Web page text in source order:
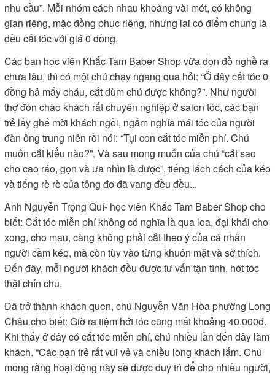
nhu cầu”. Mỗi nhóm cách nhau khoảng vài mét, có không
gian riêng, mặc đồng phục riêng, nhưng lại có điểm chung là
đều cắt tóc với giá 0 đồng.
Các bạn học viên Khắc Tam Baber Shop vừa dọn đồ nghề ra
chưa lâu, thì có một chú chạy ngang qua hỏi: “Ở đây cắt tóc 0
đồng hả mấy cháu, cắt dùm chú được không?”. Như người
thợ đón chào khách rất chuyên nghiệp ở salon tóc, các bạn
trẻ lấy ghế mời khách ngồi, ngắm nghía mái tóc của người
đàn ông trung niên rồi nói: “Tụi con cắt tóc miễn phí. Chú
muốn cắt kiểu nào?”. Và sau mong muốn của chú “cắt sao
cho cao ráo, gọn và ưa nhìn là được”, tiếng lách cách của kéo
và tiếng rè rè của tông đơ đã vang đều đều...
Anh Nguyễn Trọng Quí- học viên Khắc Tam Baber Shop cho
biết: Cắt tóc miễn phí không có nghĩa là qua loa, đại khái cho
xong, cho mau, càng không phải cắt theo ý của cá nhân
người cầm kéo, mà còn tùy vào từng khuôn mặt và sở thích.
Đến đây, mỗi người khách đều được tư vấn tận tình, hớt tóc
thật chỉn chu.
Đã trở thành khách quen, chú Nguyễn Văn Hòa phường Long
Châu cho biết: Giờ ra tiệm hớt tóc cũng mất khoảng 40.000đ.
Khi thấy ở đây có cắt tóc miễn phí, chú nhiều lần đến đây làm
khách. “Các bạn trẻ rất vui vẻ và chiều lòng khách lắm. Chú
mong rằng hoạt động này sẽ được duy trì để cho nhiều người,